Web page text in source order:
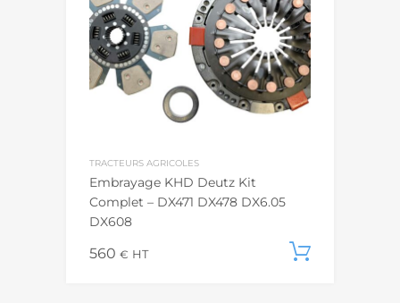
TRACTEURS AGRICOLES
Embrayage KHD Deutz Kit
Complet – DX471 DX478 DX6.05
DX608
560 € HT